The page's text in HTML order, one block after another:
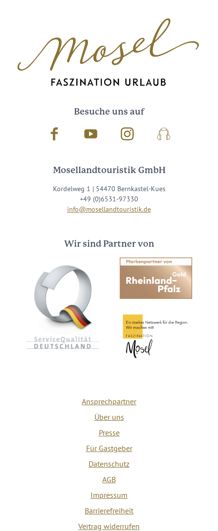
Besuche uns auf
Facebook Youtube InstagramPodcast
Mosellandtouristik GmbH
Kordelweg 1 | 54470 Bernkastel-Kues
+49 (0)6531-97330
info@mosellandtouristik.de
Wir sind Partner von
Ansprechpartner
Über uns
Presse
Für Gastgeber
Datenschutz
AGB
Impressum
Barrierefreiheit
Vertrag widerrufen